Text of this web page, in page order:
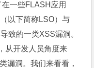
一些FLASH应用
以下简称LSO）与
致的一类XSS漏洞。
从开发人员角度来
漏洞。我们来看看，